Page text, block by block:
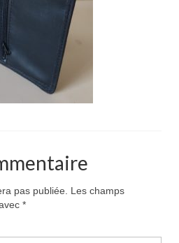
pas publiée.
Les champs
*